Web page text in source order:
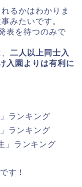
るかはわかりま
みたいです。
表を待つのみで
二人以上同士入
入園よりは有利に
ランキング
ランキング
」ランキング
す！